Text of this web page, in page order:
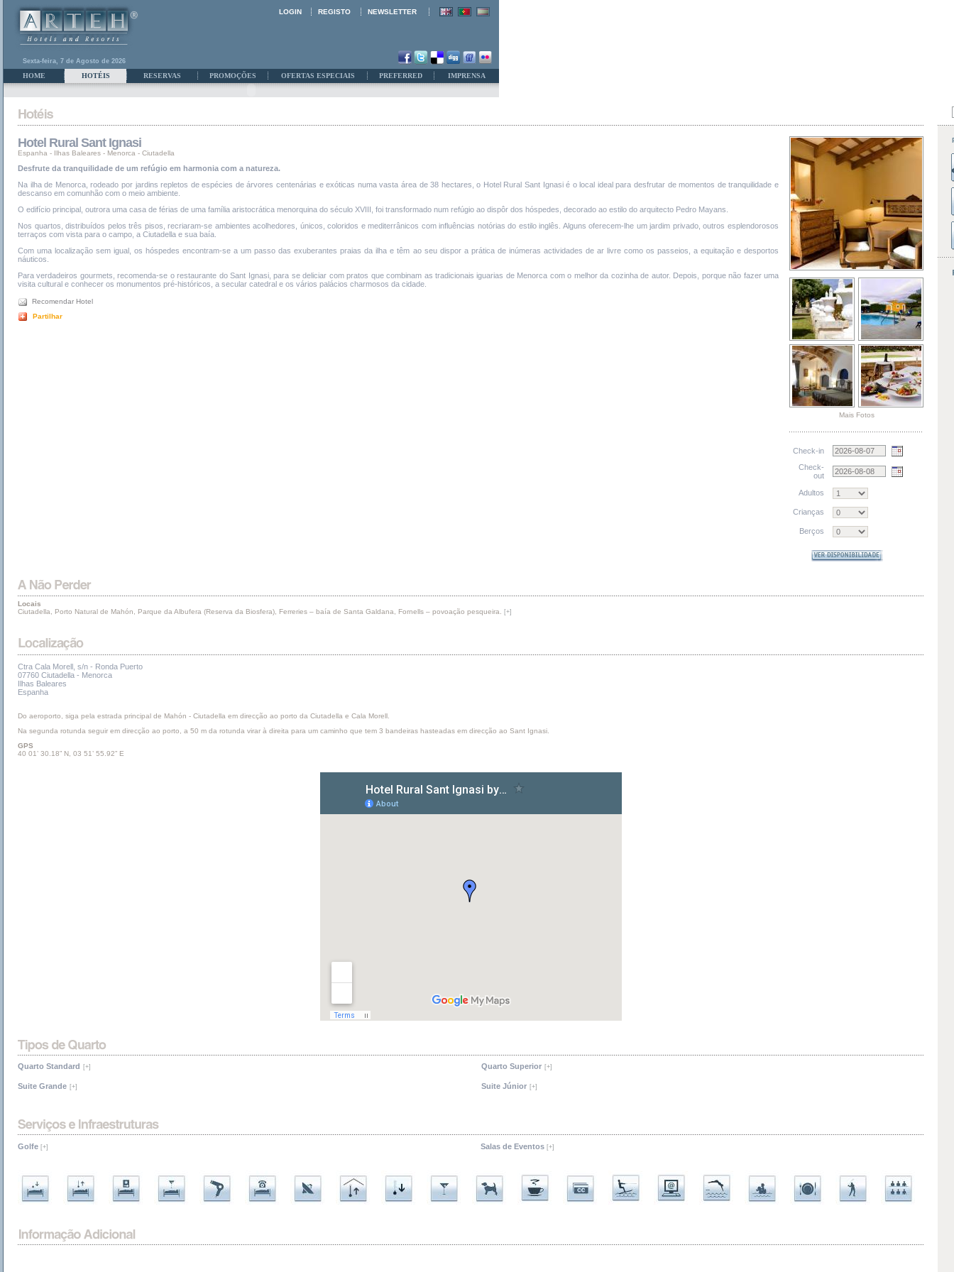
Sexta-feira, 7 de Agosto de 2026
LOGIN REGISTO NEWSLETTER
HOME HOTÉIS RESERVAS PROMOÇÕES OFERTAS ESPECIAIS PREFERRED IMPRENSA
Hotel Rural Sant Ignasi
Espanha - Ilhas Baleares - Menorca - Ciutadella
Desfrute da tranquilidade de um refúgio em harmonia com a natureza.
Na ilha de Menorca, rodeado por jardins repletos de espécies de árvores centenárias e exóticas numa vasta área de 38 hectares, o Hotel Rural Sant Ignasi é o local ideal para desfrutar de momentos de tranquilidade e
descanso em comunhão com o meio ambiente.
O edifício principal, outrora uma casa de férias de uma família aristocrática menorquina do século XVIII, foi transformado num refúgio ao dispôr dos hóspedes, decorado ao estilo do arquitecto Pedro Mayans.
Nos quartos, distribuídos pelos três pisos, recriaram-se ambientes acolhedores, únicos, coloridos e mediterrânicos com influências notórias do estilo inglês. Alguns oferecem-lhe um jardim privado, outros esplendorosos
terraços com vista para o campo, a Ciutadella e sua baía.
Com uma localização sem igual, os hóspedes encontram-se a um passo das exuberantes praias da ilha e têm ao seu dispor a prática de inúmeras actividades de ar livre como os passeios, a equitação e desportos
náuticos.
Para verdadeiros gourmets, recomenda-se o restaurante do Sant Ignasi, para se deliciar com pratos que combinam as tradicionais iguarias de Menorca com o melhor da cozinha de autor. Depois, porque não fazer uma
visita cultural e conhecer os monumentos pré-históricos, a secular catedral e os vários palácios charmosos da cidade.
Recomendar Hotel
Partilhar
Mais Fotos
Check-in
Check-
out
Adultos
Crianças
Berços
Locais
Ciutadella, Porto Natural de Mahón, Parque da Albufera (Reserva da Biosfera), Ferreries – baía de Santa Galdana, Fornells – povoação pesqueira.
[+]
Ctra Cala Morell, s/n - Ronda Puerto
07760 Ciutadella - Menorca
Ilhas Baleares
Espanha
Do aeroporto, siga pela estrada principal de Mahón - Ciutadella em direcção ao porto da Ciutadella e Cala Morell.
Na segunda rotunda seguir em direcção ao porto, a 50 m da rotunda virar à direita para um caminho que tem 3 bandeiras hasteadas em direcção ao Sant Ignasi.
GPS
40 01’ 30.18” N, 03 51’ 55.92” E
Quarto Standard [+] Quarto Superior [+]
Suite Grande [+] Suite Júnior [+]
Golfe [+] Salas de Eventos [+]